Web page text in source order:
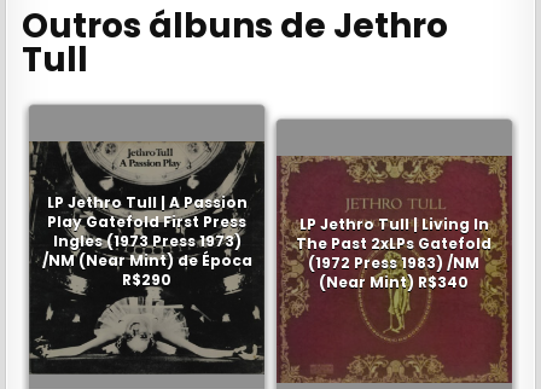
Outros álbuns de Jethro
Tull
LP Jethro Tull | A Passion
Play Gatefold First Press
Ingles (1973 Press 1973)
/NM (Near Mint) de Época
R$290
LP Jethro Tull | Living In
The Past 2xLPs Gatefold
(1972 Press 1983) /NM
(Near Mint) R$340